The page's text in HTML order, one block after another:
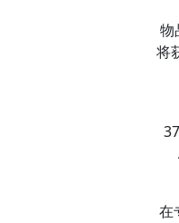
物
将
在